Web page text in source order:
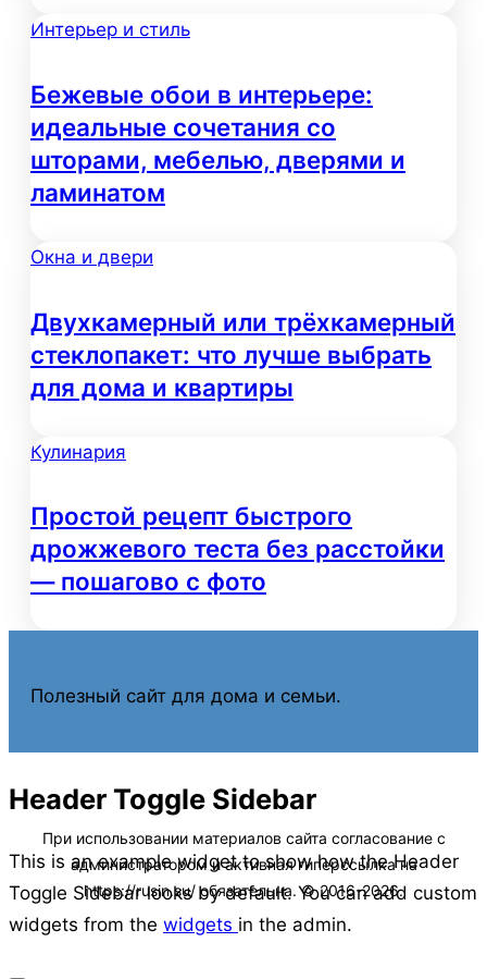
Интерьер и стиль
Бежевые обои в интерьере:
идеальные сочетания со
шторами, мебелью, дверями и
ламинатом
Окна и двери
Двухкамерный или трёхкамерный
стеклопакет: что лучше выбрать
для дома и квартиры
Кулинария
Простой рецепт быстрого
дрожжевого теста без расстойки
— пошагово с фото
Полезный сайт для дома и семьи.
Header Toggle Sidebar
This is an example widget to show how the Header
Toggle Sidebar looks by default. You can add custom
widgets from the widgets in the admin.